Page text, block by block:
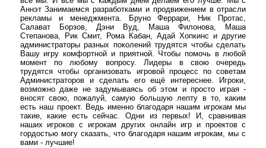
Аннэт Занимаемся разработками и продвижением в отрасли
рекламы и менеджмента. Бруно Феррари, Ник Протас,
Салават Борзов, Дэни Вуд, Маша Филонова, Маша
Степанова, Рик Смит, Рома Кабан, Адай Хопкинс и другие
администраторы разных поколений трудятся чтобы сделать
Вашу игру комфортной и приятной. Чтобы помочь в любой
момент по любому вопросу. Лидеры в свою очередь
трудятся чтобы организовать игровой процесс по советам
Администраторов и сделать его ещё интереснее. Игроки,
возможно даже не задумываясь об этом и просто играя -
вносят свою, пожалуй, самую большую лепту в то, каким
есть наш проект. Ведь именно благодаря нашим игрокам мы
такие, какие есть сейчас. Одни из первых! И, сравнивая
наших игроков с игрокам других онлайн игр и проектов с
гордостью могу сказать, что благодаря нашим игрокам, мы с
вами - лучшие!